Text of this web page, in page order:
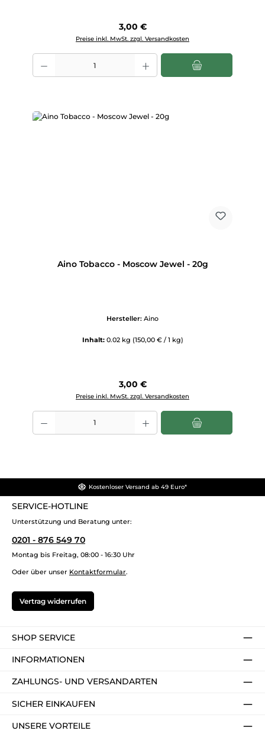
Regulärer Preis:
3,00 €
Preise inkl. MwSt. zzgl. Versandkosten
Produkt Anzahl: Gib den gewünschten Wert ein oder benutze die
Aino Tobacco - Moscow Jewel - 20g
Hersteller: Aino
Inhalt: 0.02 kg (150,00 € / 1 kg)
Regulärer Preis:
3,00 €
Preise inkl. MwSt. zzgl. Versandkosten
Produkt Anzahl: Gib den gewünschten Wert ein oder benutze die
Kostenloser Versand ab 49 Euro*
SERVICE-HOTLINE
Unterstützung und Beratung unter:
0201 - 876 549 70
Montag bis Freitag, 08:00 - 16:30 Uhr
Oder über unser Kontaktformular.
Vertrag widerrufen
SHOP SERVICE
INFORMATIONEN
ZAHLUNGS- UND VERSANDARTEN
SICHER EINKAUFEN
UNSERE VORTEILE